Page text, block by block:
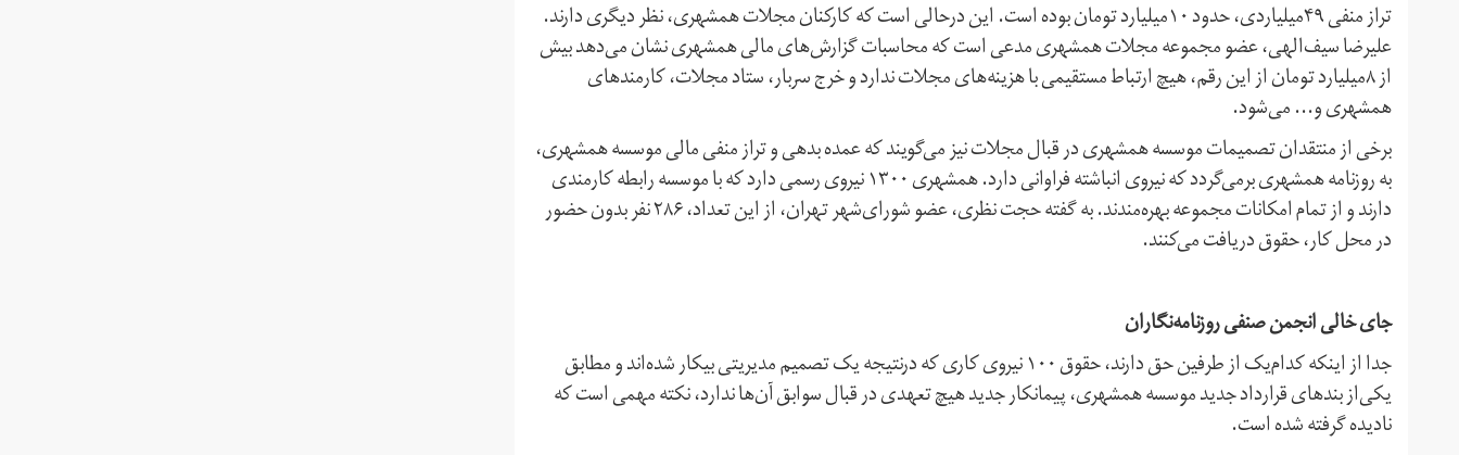
تراز منفی ۴۹میلیاردی، حدود ۱۰میلیارد تومان بوده است. این درحالی است که کارکنان مجلات همشهری، نظر دیگری دارند.
علیرضا سیف‌الهی، عضو مجموعه مجلات همشهری مدعی است که محاسبات گزارش‌های مالی همشهری نشان می‌دهد بیش
از ۸میلیارد تومان از این رقم، هیچ ارتباط مستقیمی با هزینه‌های مجلات ندارد و خرج سربار، ستاد مجلات، كارمندهای
همشهری و‌... می‌شود.
برخی از منتقدان تصمیمات موسسه همشهری در قبال مجلات نیز می‌گویند که عمده بدهی و تراز منفی مالی موسسه همشهری،
به روزنامه همشهری برمی‌گردد که نیروی انباشته فراوانی دارد. همشهری ۱۳۰۰ نیروی رسمی دارد که با موسسه رابطه کارمندی
دارند و از تمام امکانات مجموعه بهره‌مندند. به گفته حجت نظری، عضو شورای‌شهر تهران، از این تعداد، ۲۸۶ نفر بدون حضور
در محل کار، حقوق دریافت می‌کنند.
جای خالی انجمن صنفی روزنامه‌نگاران
جدا از اینکه کدام‌یک از طرفین حق دارند، حقوق ۱۰۰ نیروی کاری که درنتیجه یک تصمیم مدیریتی بیکار شده‌اند و مطابق
یکی‌از بندهای قرارداد جدید موسسه همشهری، پیمانکار جدید هیچ تعهدی در قبال سوابق آن‌ها ندارد، نکته مهمی است که
نادیده گرفته شده است.